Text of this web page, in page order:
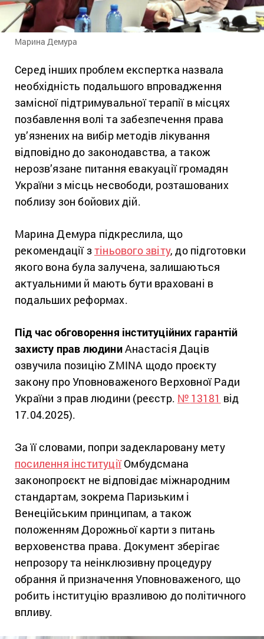
Марина Демура
Серед інших проблем експертка назвала
необхідність подальшого впровадження
замісної підтримувальної терапії в місцях
позбавлення волі та забезпечення права
ув’язнених на вибір методів лікування
відповідно до законодавства, а також
нерозв’язане питання евакуації громадян
України з місць несвободи, розташованих
поблизу зон бойових дій.
Марина Демура підкреслила, що
рекомендації зтіньового звіту, до підготовки
якого вона була залучена, залишаються
актуальними й мають бути враховані в
подальших реформах.
Під час обговорення інституційних гарантій
захисту прав людиниАнастасія Даців
озвучила позицію ZMINA щодо проєкту
закону про Уповноваженого Верховної Ради
України з прав людини (реєстр. № 13181 від
17.04.2025).
За її словами, попри задекларовану мету
посилення інституціїОмбудсмана
законопроєкт не відповідає міжнародним
стандартам, зокрема Паризьким і
Венеційським принципам, а також
положенням Дорожньої карти з питань
верховенства права. Документ зберігає
непрозору та неінклюзивну процедуру
обрання й призначення Уповноваженого, що
робить інституцію вразливою до політичного
впливу.